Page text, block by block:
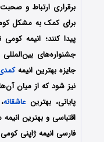
برقراری ارتباط و
پیدا کنند؛ انیمه
جایزه بهترین انیمه
نیز شود که از میان
پایانی، بهترینعاشقانه
اقتباسی و بهترین
فارسی انیمه ژاپنی